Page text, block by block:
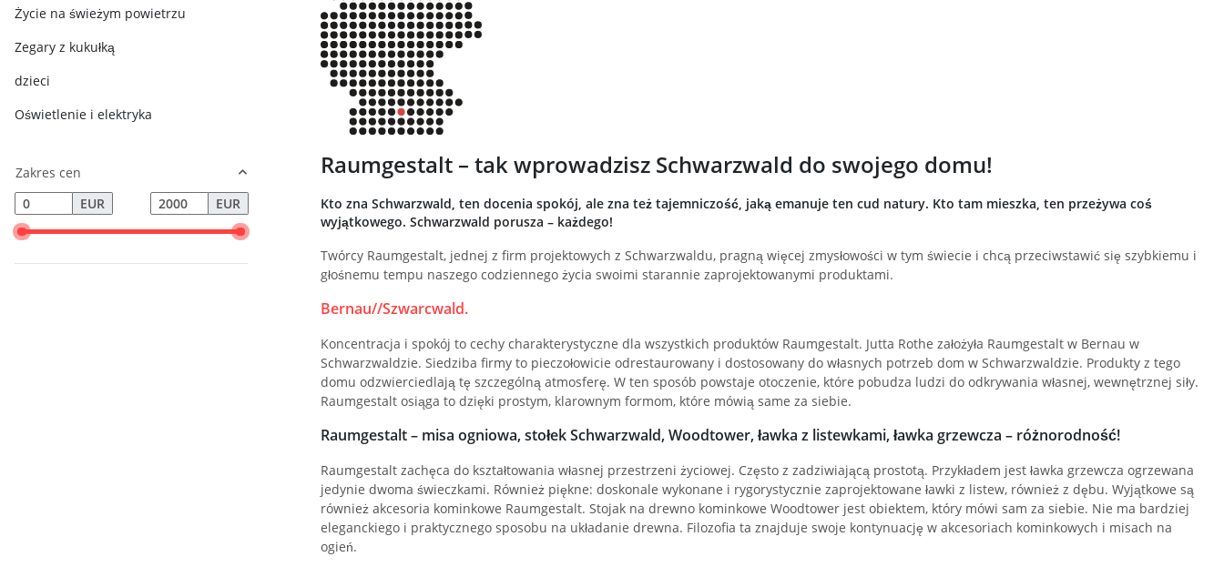
Raumgestalt – tak wprowadzisz Schwarzwald do swojego domu!
Kto zna Schwarzwald, ten docenia spokój, ale zna też tajemniczość, jaką emanuje ten cud natury. Kto tam mieszka, ten przeżywa coś
wyjątkowego. Schwarzwald porusza – każdego!
Twórcy Raumgestalt, jednej z firm projektowych z Schwarzwaldu, pragną więcej zmysłowości w tym świecie i chcą przeciwstawić się szybkiemu i
głośnemu tempu naszego codziennego życia swoimi starannie zaprojektowanymi produktami.
Bernau//Szwarcwald.
Koncentracja i spokój to cechy charakterystyczne dla wszystkich produktów Raumgestalt. Jutta Rothe założyła Raumgestalt w Bernau w
Schwarzwaldzie. Siedziba firmy to pieczołowicie odrestaurowany i dostosowany do własnych potrzeb dom w Schwarzwaldzie. Produkty z tego
domu odzwierciedlają tę szczególną atmosferę. W ten sposób powstaje otoczenie, które pobudza ludzi do odkrywania własnej, wewnętrznej siły.
Raumgestalt osiąga to dzięki prostym, klarownym formom, które mówią same za siebie.
Raumgestalt – misa ogniowa, stołek Schwarzwald, Woodtower, ławka z listewkami, ławka grzewcza – różnorodność!
Raumgestalt zachęca do kształtowania własnej przestrzeni życiowej. Często z zadziwiającą prostotą. Przykładem jest ławka grzewcza ogrzewana
jedynie dwoma świeczkami. Również piękne: doskonale wykonane i rygorystycznie zaprojektowane ławki z listew, również z dębu. Wyjątkowe są
również akcesoria kominkowe Raumgestalt. Stojak na drewno kominkowe Woodtower jest obiektem, który mówi sam za siebie. Nie ma bardziej
eleganckiego i praktycznego sposobu na układanie drewna. Filozofia ta znajduje swoje kontynuację w akcesoriach kominkowych i misach na
ogień.
Życie na świeżym powietrzu
Zegary z kukułką
dzieci
Oświetlenie i elektryka
Zakres cen
EUR
EUR